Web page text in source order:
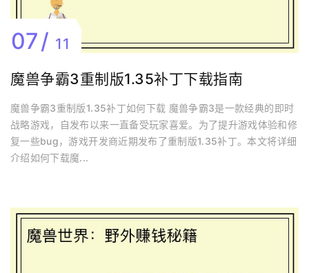
07 11
魔兽争霸3重制版1.35补丁下载指南
魔兽争霸3重制版1.35补丁如何下载 魔兽争霸3是一款经典的即时
战略游戏，自发布以来一直备受玩家喜爱。为了提升游戏体验和修
复一些bug，游戏开发商近期发布了重制版1.35补丁。本文将详细
介绍如何下载魔...